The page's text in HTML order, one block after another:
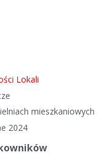
Lokali
mieszkaniowych
2024